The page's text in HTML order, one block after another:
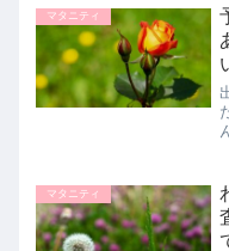
マタニティ
マタニティ